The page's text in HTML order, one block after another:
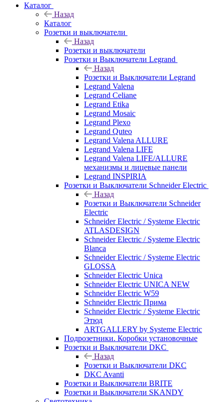
Каталог
Назад
Каталог
Розетки и выключатели
Назад
Розетки и выключатели
Розетки и Выключатели Legrand
Назад
Розетки и Выключатели Legrand
Legrand Valena
Legrand Celiane
Legrand Etika
Legrand Mosaic
Legrand Plexo
Legrand Quteo
Legrand Valena ALLURE
Legrand Valena LIFE
Legrand Valena LIFE/ALLURE
механизмы и лицевые панели
Legrand INSPIRIA
Розетки и Выключатели Schneider Electric
Назад
Розетки и Выключатели Schneider
Electric
Schneider Electric / Systeme Electric
ATLASDESIGN
Schneider Electric / Systeme Electric
Blanca
Schneider Electric / Systeme Electric
GLOSSA
Schneider Electric Unica
Schneider Electric UNICA NEW
Schneider Electric W59
Schneider Electric Прима
Schneider Electric / Systeme Electric
Этюд
ARTGALLERY by Systeme Electric
Подрозетники. Коробки установочные
Розетки и Выключатели DKC
Назад
Розетки и Выключатели DKC
DKC Avanti
Розетки и Выключатели BRITE
Розетки и Выключатели SKANDY